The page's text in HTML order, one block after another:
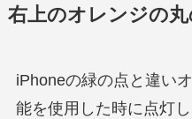
右上のオレンジの
iPhoneの緑の点と違い
能を使用した時に点灯